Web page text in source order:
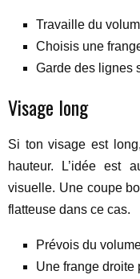
Travaille du
Choisis une
Garde des lignes
Visage long
Si ton visage est
hauteur. L’idée est
visuelle. Une coupe
flatteuse dans ce cas.
Prévois du
Une frange droite